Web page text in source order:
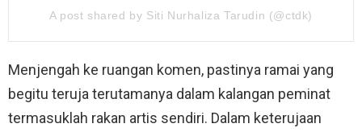
A post shared by Siti Nurhaliza Tarudin (@ctdk)
Menjengah ke ruangan komen, pastinya ramai yang
begitu teruja terutamanya dalam kalangan peminat
termasuklah rakan artis sendiri. Dalam keterujaan